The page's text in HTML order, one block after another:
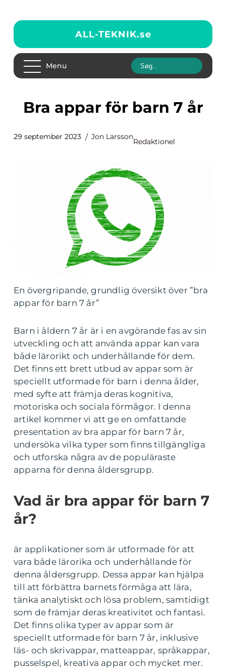
ALL-TEKNIK.se
Menu
Bra appar för barn 7 år
29 september 2023 Jon Larsson
Redaktionel
En övergripande, grundlig översikt över ”bra
appar för barn 7 år”
Barn i åldern 7 år är i en avgörande fas av sin
utveckling och att använda appar kan vara
både lärorikt och underhållande för dem.
Det finns ett brett utbud av appar som är
speciellt utformade för barn i denna ålder,
med syfte att främja deras kognitiva,
motoriska och sociala förmågor. I denna
artikel kommer vi att ge en omfattande
presentation av bra appar för barn 7 år,
undersöka vilka typer som finns tillgängliga
och utforska några av de populäraste
apparna för denna åldersgrupp.
Vad är bra appar för barn 7
år?
är applikationer som är utformade för att
vara både lärorika och underhållande för
denna åldersgrupp. Dessa appar kan hjälpa
till att förbättra barnets förmåga att lära,
tänka analytiskt och lösa problem, samtidigt
som de främjar deras kreativitet och fantasi.
Det finns olika typer av appar som är
speciellt utformade för barn 7 år, inklusive
läs- och skrivappar, matteappar, språkappar,
pusselspel, kreativa appar och mycket mer.